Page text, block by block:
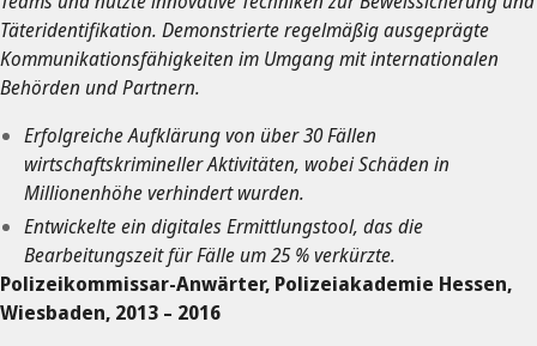
Täteridentifikation. Demonstrierte regelmäßig ausgeprägte
Kommunikationsfähigkeiten im Umgang mit internationalen
Behörden und Partnern.
Erfolgreiche Aufklärung von über 30 Fällen
wirtschaftskrimineller Aktivitäten, wobei Schäden in
Millionenhöhe verhindert wurden.
Entwickelte ein digitales Ermittlungstool, das die
Bearbeitungszeit für Fälle um 25 % verkürzte.
Polizeikommissar-Anwärter, Polizeiakademie Hessen,
Wiesbaden, 2013 – 2016